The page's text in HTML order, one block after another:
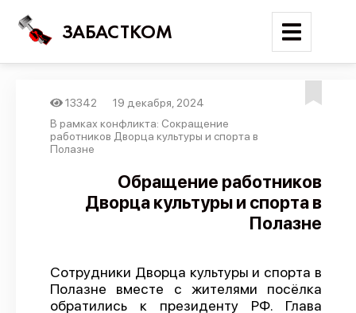
ЗАБАСТКОМ
Войти
Новости
Карта событий
Отчеты
Предложить публикацию
13342
19 декабря, 2024
В рамках конфликта: Сокращение
работников Дворца культуры и спорта в
Полазне
Обращение работников
Дворца культуры и спорта в
Полазне
Сотрудники Дворца культуры и спорта в
Полазне вместе с жителями посёлка
обратились к президенту РФ. Глава